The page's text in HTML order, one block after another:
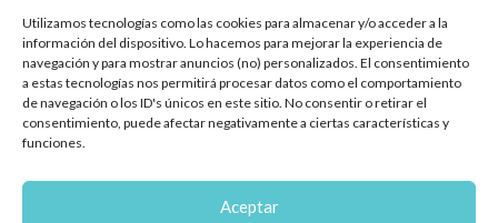
Utilizamos tecnologías como las cookies para almacenar y/o acceder a la
información del dispositivo. Lo hacemos para mejorar la experiencia de
navegación y para mostrar anuncios (no) personalizados. El consentimiento
a estas tecnologías nos permitirá procesar datos como el comportamiento
de navegación o los ID's únicos en este sitio. No consentir o retirar el
consentimiento, puede afectar negativamente a ciertas características y
funciones.
Aceptar
Comunidad de Bienes Open Mall Lanzarote CB
Aviso legal
Política de cookies
Protección de Datos
Diseño web